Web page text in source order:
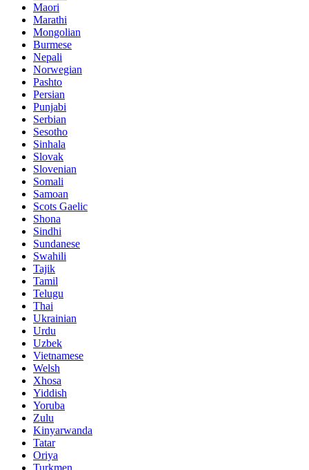
Maori
Marathi
Mongolian
Burmese
Nepali
Norwegian
Pashto
Persian
Punjabi
Serbian
Sesotho
Sinhala
Slovak
Slovenian
Somali
Samoan
Scots Gaelic
Shona
Sindhi
Sundanese
Swahili
Tajik
Tamil
Telugu
Thai
Ukrainian
Urdu
Uzbek
Vietnamese
Welsh
Xhosa
Yiddish
Yoruba
Zulu
Kinyarwanda
Tatar
Oriya
Turkmen